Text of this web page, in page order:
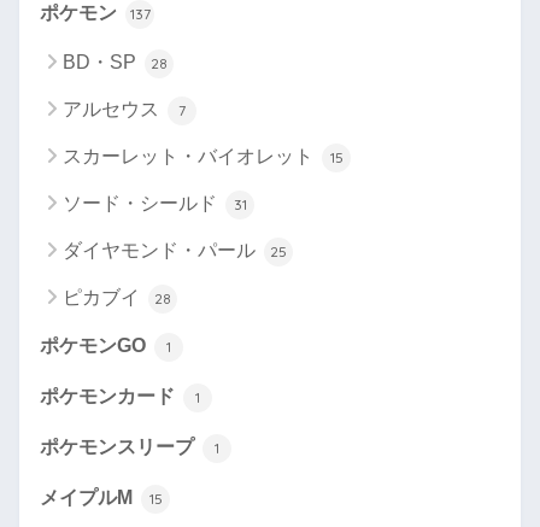
ポケモン 137
BD・SP 28
アルセウス 7
スカーレット・バイオレット 15
ソード・シールド 31
ダイヤモンド・パール 25
ピカブイ 28
ポケモンGO 1
ポケモンカード 1
ポケモンスリープ 1
メイプルM 15